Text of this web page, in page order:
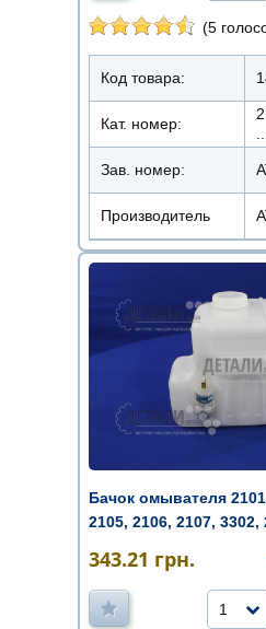
(5
Код товара:
Кат. номер:
Зав. номер:
Производитель
Бачок омывателя
2105, 2106, 2107, 3302,
343.21 грн.
1